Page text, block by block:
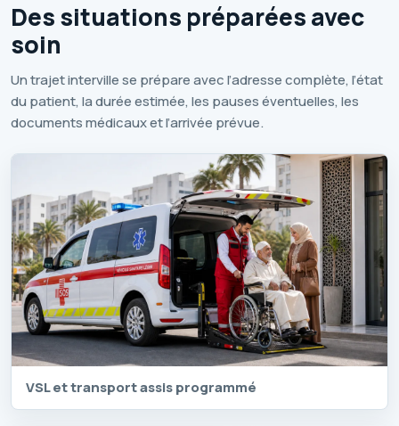
Des situations préparées avec
soin
Un trajet interville se prépare avec l’adresse complète, l’état
du patient, la durée estimée, les pauses éventuelles, les
documents médicaux et l’arrivée prévue.
VSL et transport assis programmé